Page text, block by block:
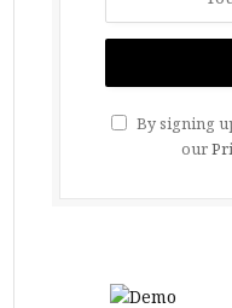
By signing
our